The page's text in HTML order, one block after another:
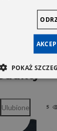
Ulubione
POKAŻ